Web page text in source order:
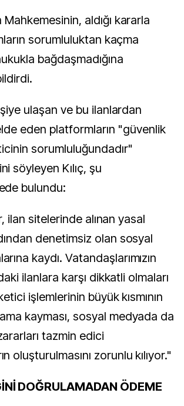
Mahkemesinin, aldığı kararla
sorumluluktan kaçma
bağdaşmadığına
ulaşan ve bu ilanlardan
eden platformların "güvenlik
sorumluluğundadır"
söyleyen Kılıç, şu
bulundu:
ilan sitelerinde alınan yasal
denetimsiz olan sosyal
kaydı. Vatandaşlarımızın
ilanlara karşı dikkatli olmaları
işlemlerinin büyük kısmının
kayması, sosyal medyada da
tazmin edici
oluşturulmasını zorunlu kılıyor."
DOĞRULAMADAN ÖDEME